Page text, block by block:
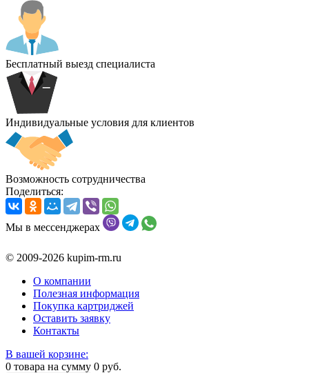
Бесплатный выезд специалиста
Индивидуальные условия для клиентов
Возможность сотрудничества
Поделиться:
Мы в мессенджерах
© 2009-2026 kupim-rm.ru
О компании
Полезная информация
Покупка картриджей
Оставить заявку
Контакты
В вашей корзине:
0 товара на сумму 0 руб.